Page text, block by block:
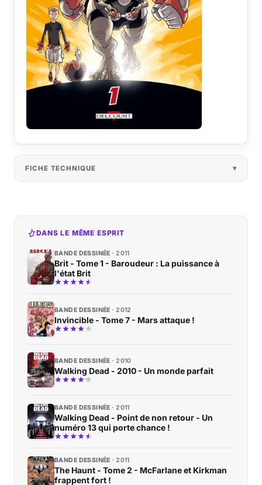
FICHE TECHNIQUE
DANS LE MÊME ESPRIT
BANDE DESSINÉE 2011
Brit - Tome 1 - Baroudeur : La puissance à
l'état Brit
BANDE DESSINÉE 2012
Invincible - Tome 7 - Mars attaque !
BANDE DESSINÉE 2010
Walking Dead - 2010 - Un monde parfait
BANDE DESSINÉE 2011
Walking Dead - Point de non retour - Un
numéro 13 qui porte chance !
BANDE DESSINÉE 2011
The Haunt - Tome 2 - McFarlane et Kirkman
frappent fort !